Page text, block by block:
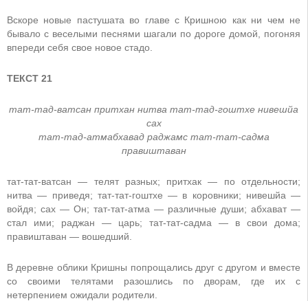
Вскоре новые пастушата во главе с Кришною как ни чем не
бывало с веселыми песнями шагали по дороге домой, погоняя
впереди себя свое новое стадо.
ТЕКСТ 21
тат-тад-ватсан притхан нитва тат-тад-гоштхе нивешйа
сах
тат-тад-атмабхавад раджамс тат-тат-садма
правиштаван
тат-тат-ватсан — телят разных; притхак — по отдельности;
нитва — приведя; тат-тат-гоштхе — в коровники; нивешйа —
войдя; сах — Он; тат-тат-атма — различные души; абхават —
стал ими; раджан — царь; тат-тат-садма — в свои дома;
правиштаван — вошедший.
В деревне облики Кришны попрощались друг с другом и вместе
со своими телятами разошлись по дворам, где их с
нетерпением ожидали родители.